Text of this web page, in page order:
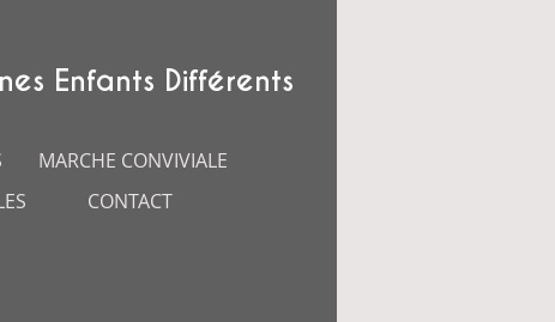
Enfants Différents
MARCHE CONVIVIALE
CONTACT